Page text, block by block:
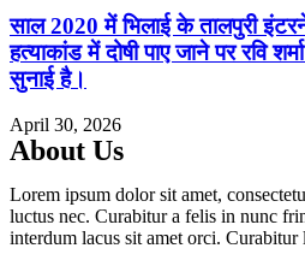
साल 2020 में भिलाई के तालपुरी
हत्याकांड में दोषी पाए जाने पर रवि
सुनाई है।
April 30, 2026
About Us
Lorem ipsum dolor sit amet,
luctus nec. Curabitur a felis in nunc
interdum lacus sit amet orci.